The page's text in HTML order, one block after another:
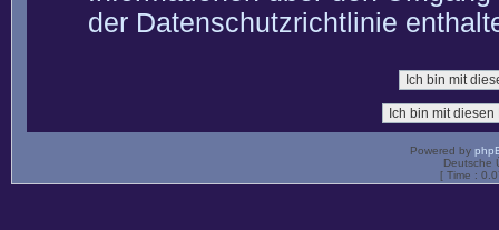
der Datenschutzrichtlinie
Powered by
Deutsche
[ Time :